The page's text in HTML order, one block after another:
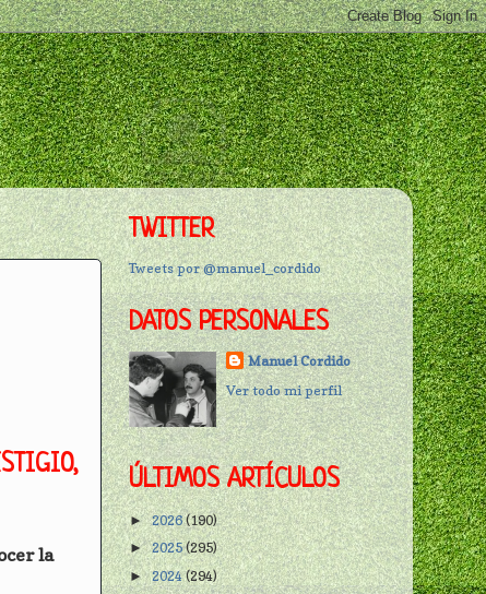
la
TWITTER
Tweets por @manuel_cordido
DATOS PERSONALES
Manuel Cordido
Ver todo mi perfil
ÚLTIMOS ARTÍCULOS
►2026(190)
►2025(295)
►2024(294)